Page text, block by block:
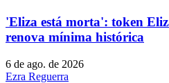
'Eliza está morta': token
renova mínima histórica
6 de ago. de 2026
Ezra Reguerra